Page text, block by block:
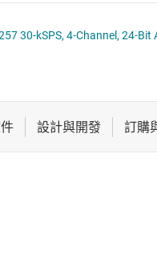
類比轉數位轉換器